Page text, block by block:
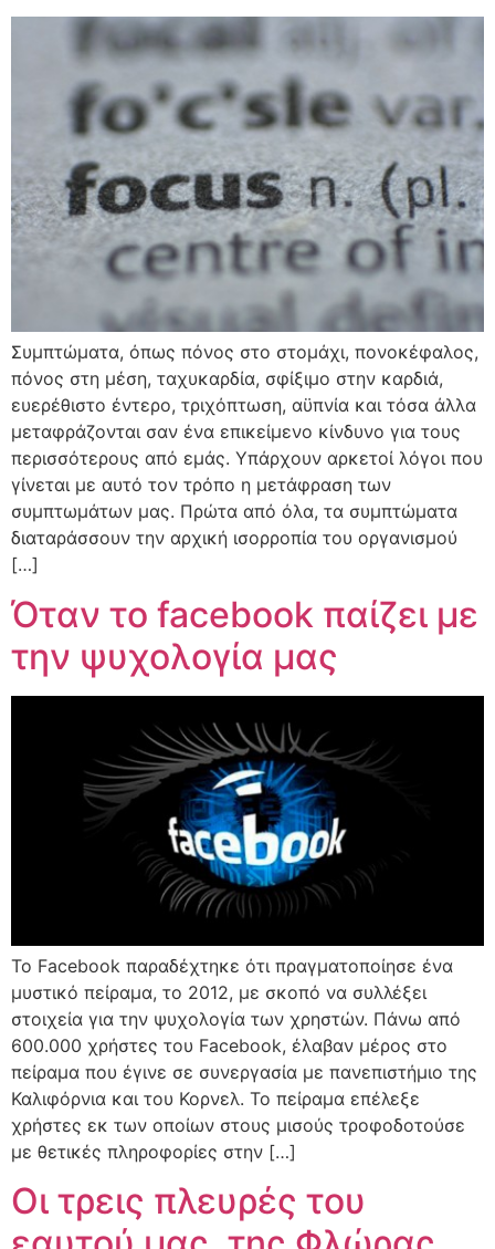
Συμπτώματα, όπως πόνος στο στομάχι, πονοκέφαλος,
πόνος στη μέση, ταχυκαρδία, σφίξιμο στην καρδιά,
ευερέθιστο έντερο, τριχόπτωση, αϋπνία και τόσα άλλα
μεταφράζονται σαν ένα επικείμενο κίνδυνο για τους
περισσότερους από εμάς. Υπάρχουν αρκετοί λόγοι που
γίνεται με αυτό τον τρόπο η μετάφραση των
συμπτωμάτων μας. Πρώτα από όλα, τα συμπτώματα
διαταράσσουν την αρχική ισορροπία του οργανισμού
[…]
Όταν το facebook παίζει με
την ψυχολογία μας
To Facebook παραδέχτηκε ότι πραγματοποίησε ένα
μυστικό πείραμα, το 2012, με σκοπό να συλλέξει
στοιχεία για την ψυχολογία των χρηστών. Πάνω από
600.000 χρήστες του Facebook, έλαβαν μέρος στο
πείραμα που έγινε σε συνεργασία με πανεπιστήμιο της
Καλιφόρνια και του Κορνελ. Το πείραμα επέλεξε
χρήστες εκ των οποίων στους μισούς τροφοδοτούσε
με θετικές πληροφορίες στην […]
Οι τρεις πλευρές του